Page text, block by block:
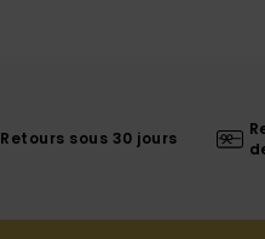
Retours sous 30 jours